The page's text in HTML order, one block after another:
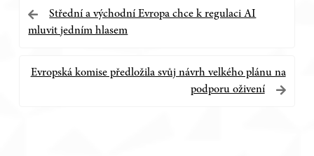
Navigace
příspěvek
Střední a východní Evropa chce k regulaci AI
mluvit jedním hlasem
Evropská komise předložila svůj návrh velkého plánu na
podporu oživení